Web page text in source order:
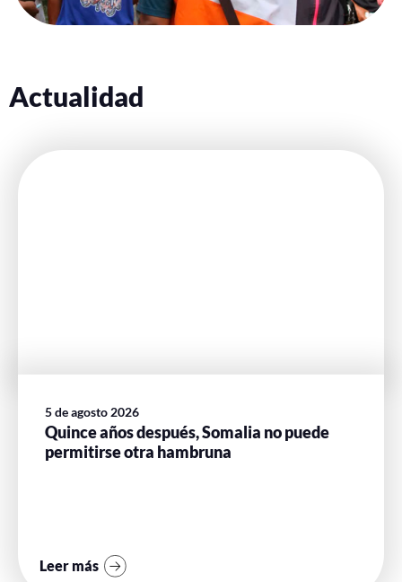
Actualidad
5 de agosto 2026
Quince años después, Somalia no puede
permitirse otra hambruna
Leer más